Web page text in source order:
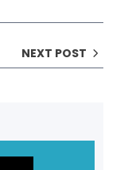
NEXT POST